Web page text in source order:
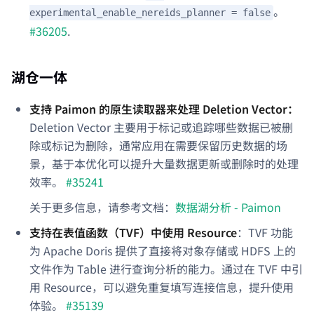
experimental_enable_nereids_planner = false 。
#36205.
湖仓一体
支持 Paimon 的原生读取器来处理 Deletion Vector：
Deletion Vector 主要用于标记或追踪哪些数据已被删
除或标记为删除，通常应用在需要保留历史数据的场
景，基于本优化可以提升大量数据更新或删除时的处理
效率。 #35241
关于更多信息，请参考文档： 数据湖分析 - Paimon
支持在表值函数（TVF）中使用 Resource：TVF 功能
为 Apache Doris 提供了直接将对象存储或 HDFS 上的
文件作为 Table 进行查询分析的能力。通过在 TVF 中引
用 Resource，可以避免重复填写连接信息，提升使用
体验。 #35139